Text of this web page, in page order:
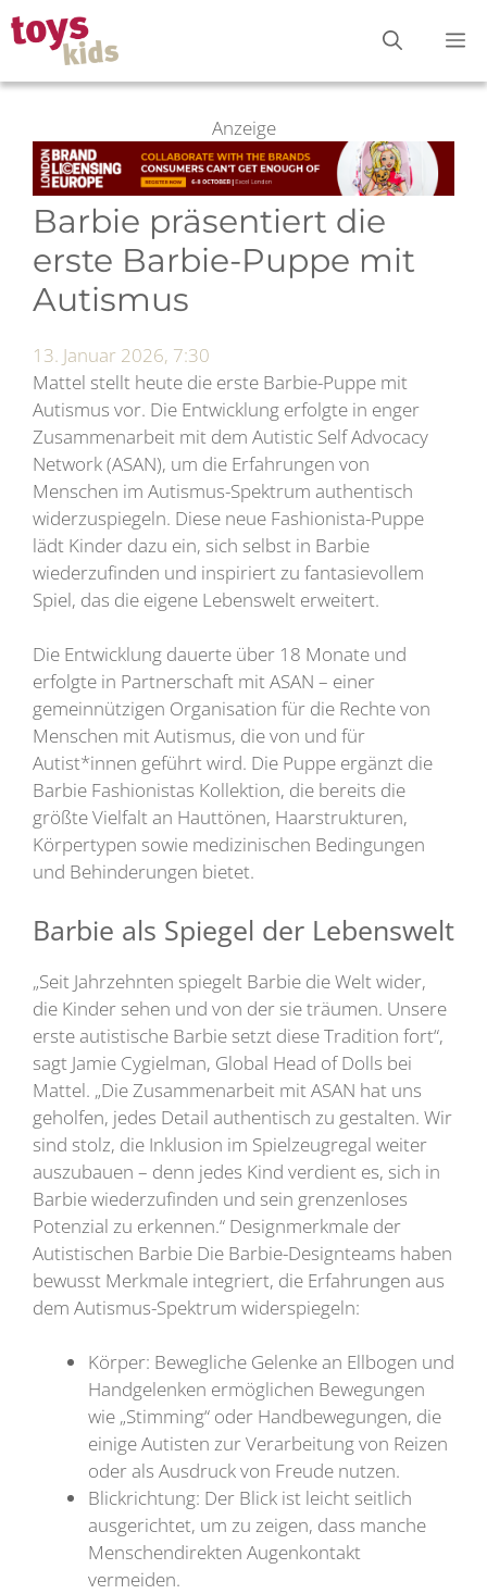
Zum
Inhalt
springen
Anzeige
Barbie präsentiert die
erste Barbie-Puppe mit
Autismus
13. Januar 2026, 7:30
Mattel stellt heute die erste Barbie-Puppe mit
Autismus vor. Die Entwicklung erfolgte in enger
Zusammenarbeit mit dem Autistic Self Advocacy
Network (ASAN), um die Erfahrungen von
Menschen im Autismus-Spektrum authentisch
widerzuspiegeln. Diese neue Fashionista-Puppe
lädt Kinder dazu ein, sich selbst in Barbie
wiederzufinden und inspiriert zu fantasievollem
Spiel, das die eigene Lebenswelt erweitert.
Die Entwicklung dauerte über 18 Monate und
erfolgte in Partnerschaft mit ASAN – einer
gemeinnützigen Organisation für die Rechte von
Menschen mit Autismus, die von und für
Autist*innen geführt wird. Die Puppe ergänzt die
Barbie Fashionistas Kollektion, die bereits die
größte Vielfalt an Hauttönen, Haarstrukturen,
Körpertypen sowie medizinischen Bedingungen
und Behinderungen bietet.
Barbie als Spiegel der Lebenswelt
„Seit Jahrzehnten spiegelt Barbie die Welt wider,
die Kinder sehen und von der sie träumen. Unsere
erste autistische Barbie setzt diese Tradition fort“,
sagt Jamie Cygielman, Global Head of Dolls bei
Mattel. „Die Zusammenarbeit mit ASAN hat uns
geholfen, jedes Detail authentisch zu gestalten. Wir
sind stolz, die Inklusion im Spielzeugregal weiter
auszubauen – denn jedes Kind verdient es, sich in
Barbie wiederzufinden und sein grenzenloses
Potenzial zu erkennen.“ Designmerkmale der
Autistischen Barbie Die Barbie-Designteams haben
bewusst Merkmale integriert, die Erfahrungen aus
dem Autismus-Spektrum widerspiegeln:
Körper: Bewegliche Gelenke an Ellbogen und
Handgelenken ermöglichen Bewegungen
wie „Stimming“ oder Handbewegungen, die
einige Autisten zur Verarbeitung von Reizen
oder als Ausdruck von Freude nutzen.
Blickrichtung: Der Blick ist leicht seitlich
ausgerichtet, um zu zeigen, dass manche
Menschendirekten Augenkontakt
vermeiden.